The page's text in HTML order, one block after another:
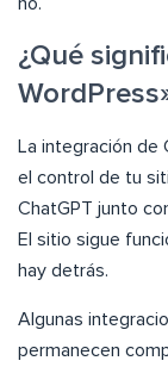
no.
¿Qué
La integración de
el control de tu
ChatGPT junto
El sitio sigue
hay detrás.
Algunas
permanecen